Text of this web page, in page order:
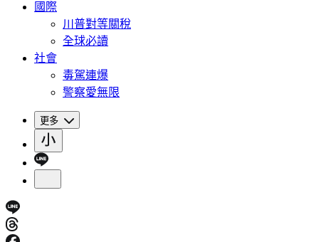
國際
川普對等關稅
全球必讀
社會
毒駕連爆
警察愛無限
更多